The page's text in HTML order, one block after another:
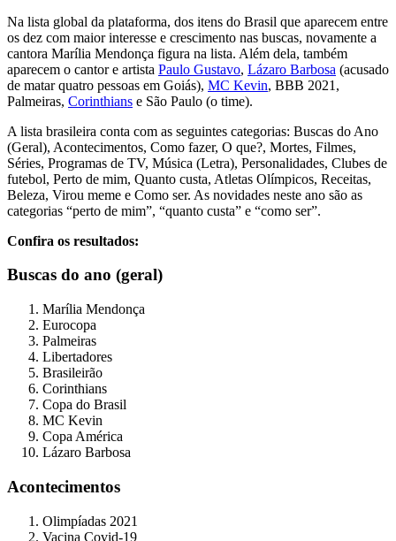
Na lista global da plataforma, dos itens do Brasil que aparecem entre
os dez com maior interesse e crescimento nas buscas, novamente a
cantora Marília Mendonça figura na lista. Além dela, também
aparecem o cantor e artista Paulo Gustavo, Lázaro Barbosa (acusado
de matar quatro pessoas em Goiás), MC Kevin, BBB 2021,
Palmeiras, Corinthians e São Paulo (o time).
A lista brasileira conta com as seguintes categorias: Buscas do Ano
(Geral), Acontecimentos, Como fazer, O que?, Mortes, Filmes,
Séries, Programas de TV, Música (Letra), Personalidades, Clubes de
futebol, Perto de mim, Quanto custa, Atletas Olímpicos, Receitas,
Beleza, Virou meme e Como ser. As novidades neste ano são as
categorias “perto de mim”, “quanto custa” e “como ser”.
Confira os resultados:
Buscas do ano (geral)
Marília Mendonça
Eurocopa
Palmeiras
Libertadores
Brasileirão
Corinthians
Copa do Brasil
MC Kevin
Copa América
Lázaro Barbosa
Acontecimentos
Olimpíadas 2021
Vacina Covid-19